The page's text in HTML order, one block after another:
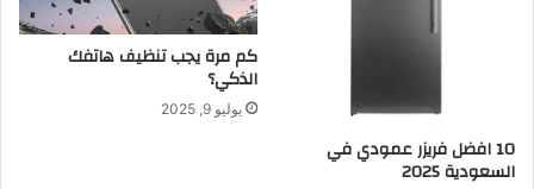
10 افضل فريزر عمودي​ في
السعودية​ 2025
كم مرة يجب تنظيف هاتفك
الذكي؟
يوليو 9, 2025